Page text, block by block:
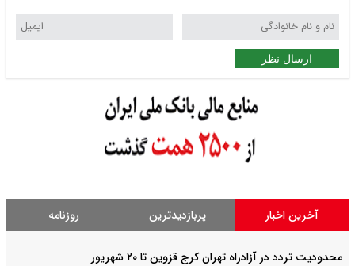
ارسال نظر
آخرین اخبار پربازدیدترین روزنامه
محدودیت تردد در آزادراه تهران کرج قزوین تا ۲۰ شهریور